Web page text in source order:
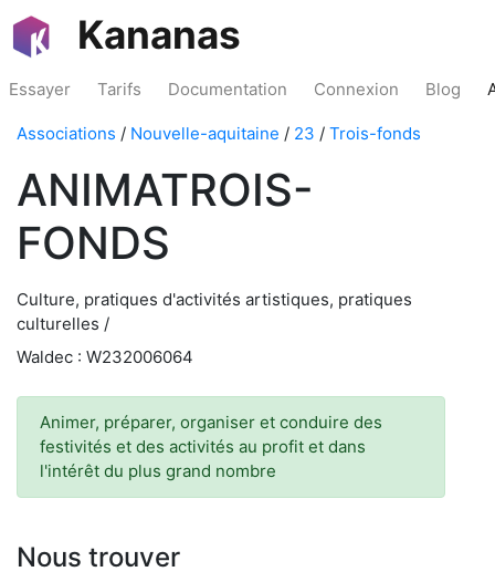
Kananas
Essayer Tarifs Documentation Connexion Blog
Associations / Nouvelle-aquitaine / 23 / Trois-fonds
ANIMATROIS-
FONDS
Culture, pratiques d'activités artistiques, pratiques
culturelles /
Waldec : W232006064
Animer, préparer, organiser et conduire des
festivités et des activités au profit et dans
l'intérêt du plus grand nombre
Nous trouver